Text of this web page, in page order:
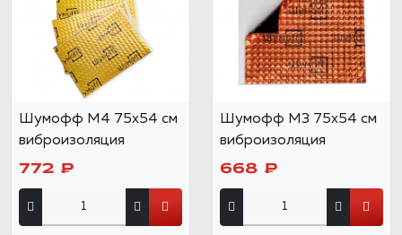
Шумофф М4 75х54 см
виброизоляция
772 ₽
Шумофф М3 75х54 см
виброизоляция
668 ₽